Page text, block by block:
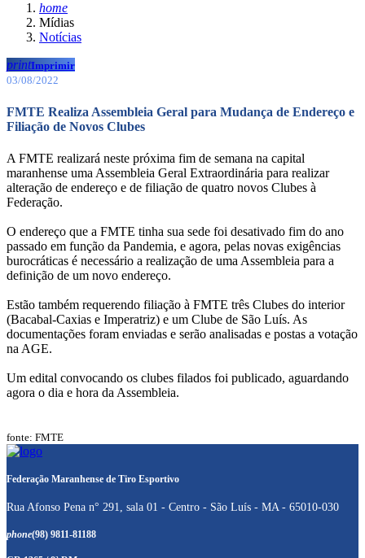
home
Mídias
Notícias
printImprimir
03/08/2022
FMTE Realiza Assembleia Geral para Mudança de Endereço e
Filiação de Novos Clubes
A FMTE realizará neste próxima fim de semana na capital
maranhense uma Assembleia Geral Extraordinária para realizar
alteração de endereço e de filiação de quatro novos Clubes à
Federação.
O endereço que a FMTE tinha sua sede foi desativado fim do ano
passado em função da Pandemia, e agora, pelas novas exigências
burocráticas é necessário a realização de uma Assembleia para a
definição de um novo endereço.
Estão também requerendo filiação à FMTE três Clubes do interior
(Bacabal-Caxias e Imperatriz) e um Clube de São Luís. As
documentações foram enviadas e serão analisadas e postas a votação
na AGE.
Um edital convocando os clubes filados foi publicado, aguardando
agora o dia e hora da Assembleia.
fonte: FMTE
Federação Maranhense de Tiro Esportivo
Rua Afonso Pena n° 291, sala 01 - Centro - São Luís - MA - 65010-030
phone(98) 9811-81188